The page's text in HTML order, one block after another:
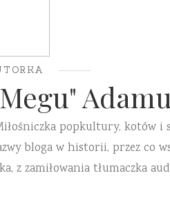
popkultury, kotów i
bloga w historii, przez co
z zamiłowania tłumaczka